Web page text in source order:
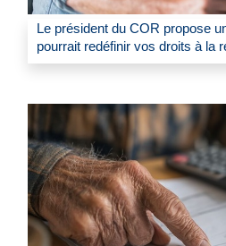
Le président du COR propose
pourrait redéfinir vos droits à la